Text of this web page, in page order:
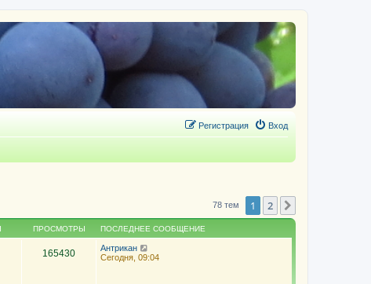
Вход
Регистрация
78 тем 1 2
ПРОСМОТРЫ ПОСЛЕДНЕЕ СООБЩЕНИЕ
165430
Антрикан
Сегодня, 09:04